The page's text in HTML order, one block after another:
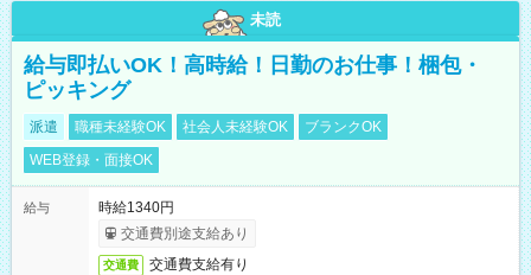
未読
給与即払いOK！高時給！日勤のお仕事！梱包・
ピッキング
派遣 職種未経験OK 社会人未経験OK
ブランクOK
WEB登録・面接OK
給与
時給1340円
交通費別途支給あり
交通費 交通費支給有り